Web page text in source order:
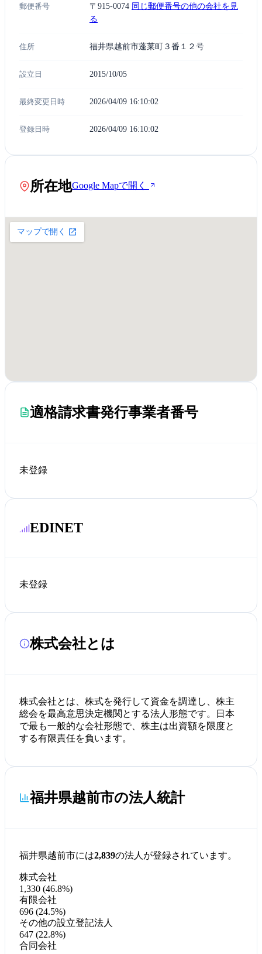
郵便番号 〒915-0074 同じ郵便番号の他の会社を見
る
住所 福井県越前市蓬莱町３番１２号
設立日 2015/10/05
最終変更日時 2026/04/09 16:10:02
登録日時 2026/04/09 16:10:02
所在地Google Mapで開く
適格請求書発行事業者番号
未登録
EDINET
未登録
株式会社とは
株式会社とは、株式を発行して資金を調達し、株主
総会を最高意思決定機関とする法人形態です。日本
で最も一般的な会社形態で、株主は出資額を限度と
する有限責任を負います。
福井県越前市の法人統計
福井県越前市には2,839の法人が登録されています。
株式会社
1,330 (46.8%)
有限会社
696 (24.5%)
その他の設立登記法人
647 (22.8%)
合同会社